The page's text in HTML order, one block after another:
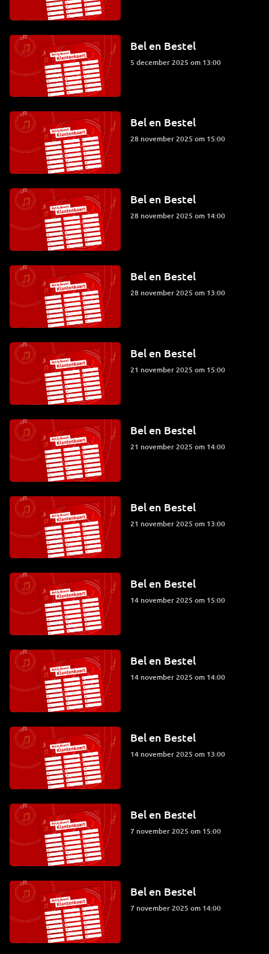
Bel en Bestel
5 december 2025 om 13:00
Bel en Bestel
28 november 2025 om 15:00
Bel en Bestel
28 november 2025 om 14:00
Bel en Bestel
28 november 2025 om 13:00
Bel en Bestel
21 november 2025 om 15:00
Bel en Bestel
21 november 2025 om 14:00
Bel en Bestel
21 november 2025 om 13:00
Bel en Bestel
14 november 2025 om 15:00
Bel en Bestel
14 november 2025 om 14:00
Bel en Bestel
14 november 2025 om 13:00
Bel en Bestel
7 november 2025 om 15:00
Bel en Bestel
7 november 2025 om 14:00